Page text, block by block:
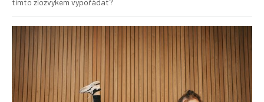
tímto zlozvykem vypořádat?